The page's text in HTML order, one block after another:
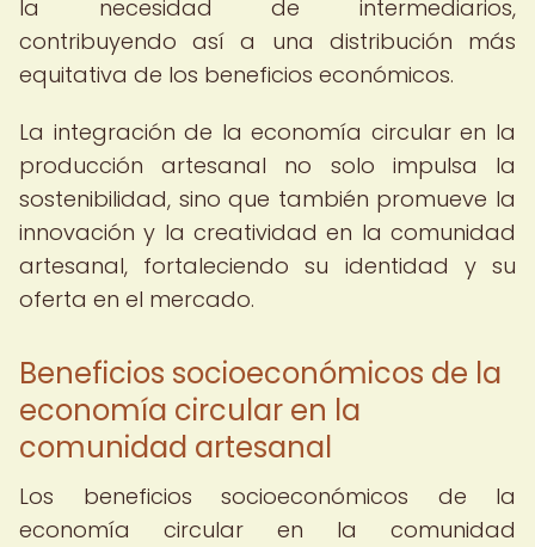
la necesidad de intermediarios,
contribuyendo así a una distribución más
equitativa de los beneficios económicos.
La integración de la economía circular en la
producción artesanal no solo impulsa la
sostenibilidad, sino que también promueve la
innovación y la creatividad en la comunidad
artesanal, fortaleciendo su identidad y su
oferta en el mercado.
Beneficios socioeconómicos de la
economía circular en la
comunidad artesanal
Los beneficios socioeconómicos de la
economía circular en la comunidad